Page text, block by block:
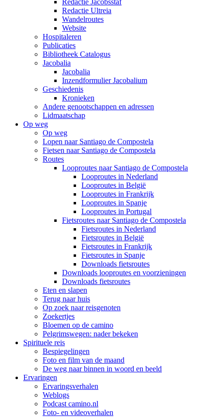
Redactie Jacobsstaf
Redactie Ultreia
Wandelroutes
Website
Hospitaleren
Publicaties
Bibliotheek Catalogus
Jacobalia
Jacobalia
Inzendformulier Jacobalium
Geschiedenis
Kronieken
Andere genootschappen en adressen
Lidmaatschap
Op weg
Op weg
Lopen naar Santiago de Compostela
Fietsen naar Santiago de Compostela
Routes
Looproutes naar Santiago de Compostela
Looproutes in Nederland
Looproutes in België
Looproutes in Frankrijk
Looproutes in Spanje
Looproutes in Portugal
Fietsroutes naar Santiago de Compostela
Fietsroutes in Nederland
Fietsroutes in België
Fietsroutes in Frankrijk
Fietsroutes in Spanje
Downloads fietsroutes
Downloads looproutes en voorzieningen
Downloads fietsroutes
Eten en slapen
Terug naar huis
Op zoek naar reisgenoten
Zoekertjes
Bloemen op de camino
Pelgrimswegen: nader bekeken
Spirituele reis
Bespiegelingen
Foto en film van de maand
De weg naar binnen in woord en beeld
Ervaringen
Ervaringsverhalen
Weblogs
Podcast camino.nl
Foto- en videoverhalen